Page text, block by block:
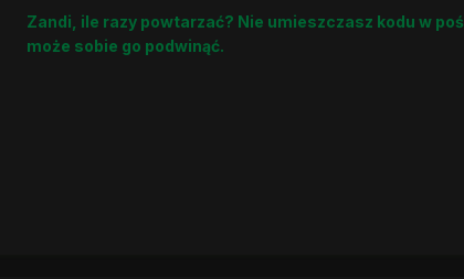
Zandi, ile razy powtarzać? Nie umieszczasz kodu w
może sobie go podwinąć.